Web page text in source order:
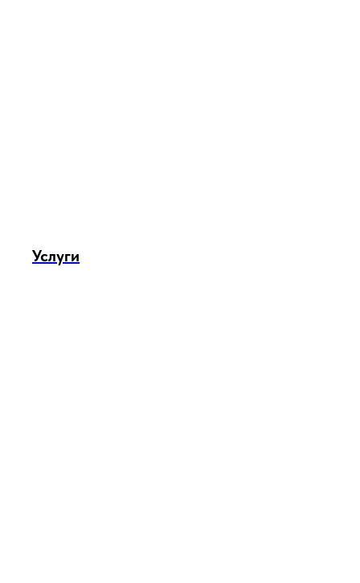
Услуги